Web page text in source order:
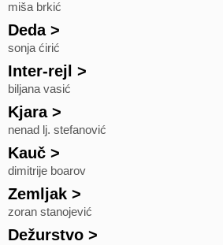
miša brkić
Deda>
sonja ćirić
Inter-rejl >
biljana vasić
Kjara>
nenad lj. stefanović
Kauč >
dimitrije boarov
Zemljak >
zoran stanojević
Dežurstvo >